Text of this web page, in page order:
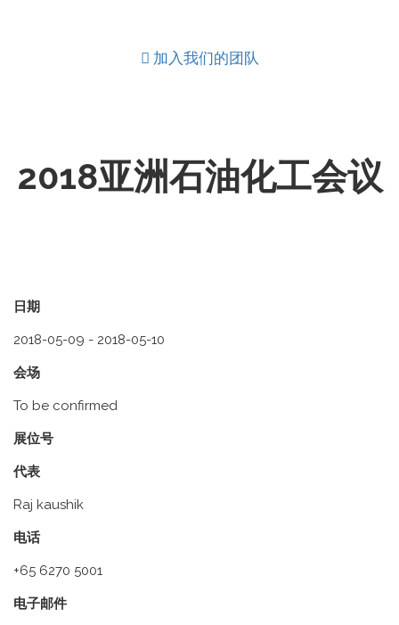
加入我们的团队
2018亚洲石油化工会议
日期
2018-05-09 - 2018-05-10
会场
To be confirmed
展位号
代表
Raj kaushik
电话
+65 6270 5001
电子邮件